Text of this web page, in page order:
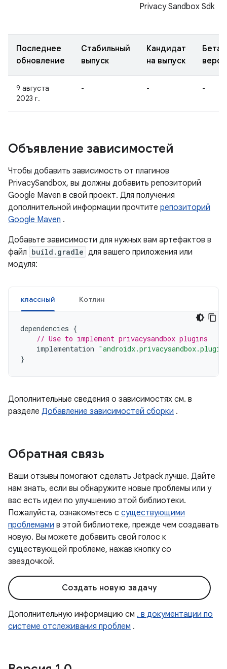
Privacy Sandbox Sdk
Последнее
обновление
Стабильный
выпуск
Кандидат
на выпуск
Бета-
9 августа
2023 г.
- - -
Объявление зависимостей
Чтобы добавить зависимость от плагинов
PrivacySandbox, вы должны добавить репозиторий
Google Maven в свой проект. Для получения
дополнительной информации прочтите репозиторий
Google Maven .
Добавьте зависимости для нужных вам артефактов в
файл build.gradle для вашего приложения или
модуля:
классный Котлин
dependencies {
// Use to implement privacysandbox plugins
implementation
}
Дополнительные сведения о зависимостях см. в
разделе Добавление зависимостей сборки .
Обратная связь
Ваши отзывы помогают сделать Jetpack лучше. Дайте
нам знать, если вы обнаружите новые проблемы или у
вас есть идеи по улучшению этой библиотеки.
Пожалуйста, ознакомьтесь с существующими
проблемами в этой библиотеке, прежде чем создавать
новую. Вы можете добавить свой голос к
существующей проблеме, нажав кнопку со
звездочкой.
Создать новую задачу
Дополнительную информацию см . в документации по
системе отслеживания проблем .